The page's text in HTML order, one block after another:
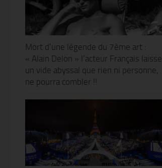
Mort d’une légende du 7ème art :
« Alain Delon » l’acteur Français laisse
un vide abyssal que rien ni personne,
ne pourra combler !!